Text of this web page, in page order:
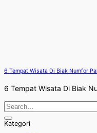
6 Tempat Wisata Di Biak Numfor
6 Tempat Wisata Di Biak
Kategori